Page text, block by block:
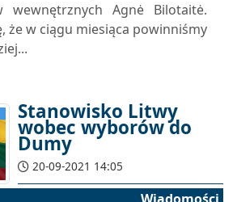
wewnętrznych Agnė Bilotaitė.
że w ciągu miesiąca powinniśmy
Stanowisko Litwy
wobec wyborów do
Dumy
20-09-2021 14:05